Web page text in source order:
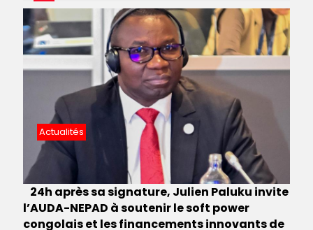
Actualités
24h après sa signature, Julien Paluku invite
l’AUDA-NEPAD à soutenir le soft power
congolais et les financements innovants de